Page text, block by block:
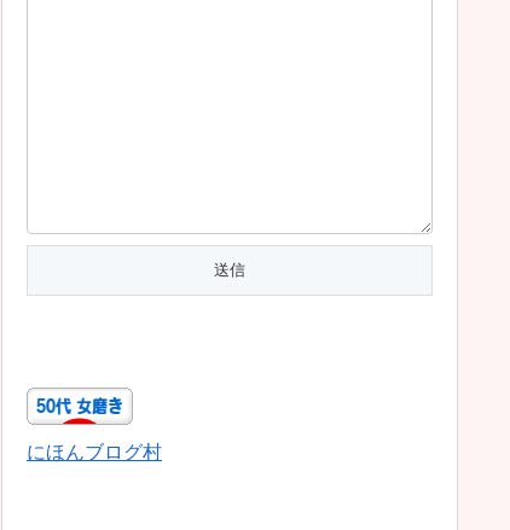
にほんブログ村